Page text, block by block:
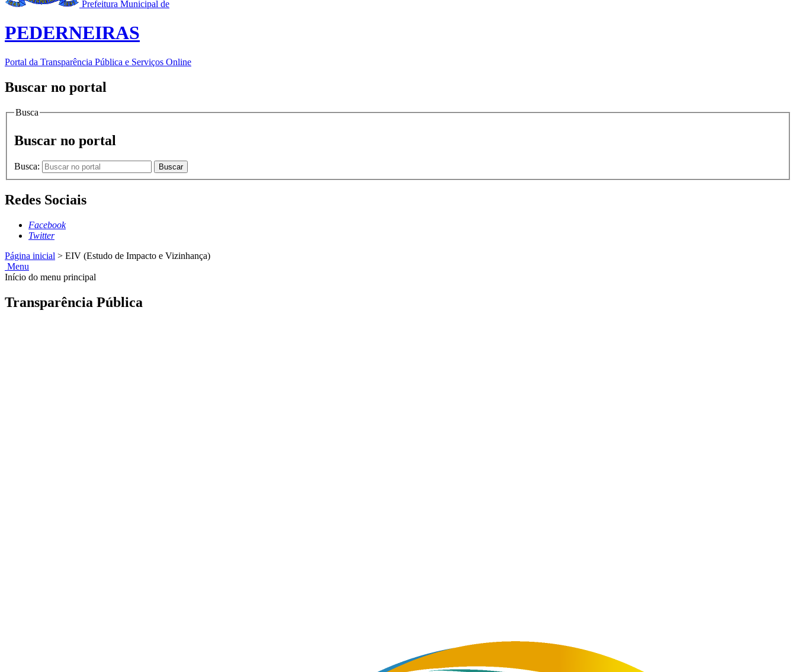
Prefeitura Municipal de
PEDERNEIRAS
Portal da Transparência Pública e Serviços Online
Buscar no portal
Busca
Buscar no portal
Busca: Buscar
Redes Sociais
Facebook
Twitter
Página inicial > EIV (Estudo de Impacto e Vizinhança)
Menu
Início do menu principal
Transparência Pública